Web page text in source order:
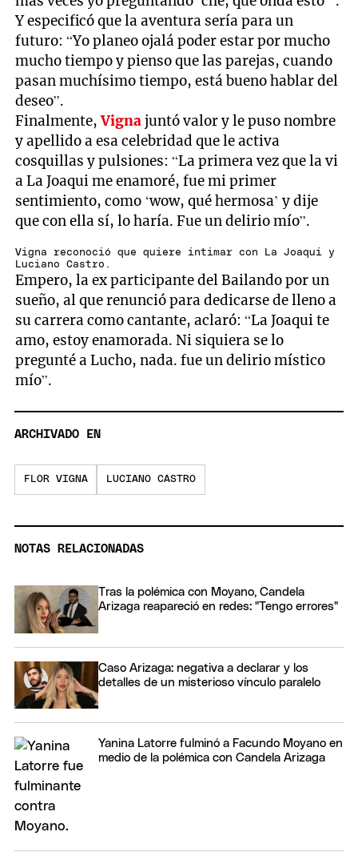
Y especificó que la aventura sería para un
futuro: “Yo planeo ojalá poder estar por mucho
mucho tiempo y pienso que las parejas, cuando
pasan muchísimo tiempo, está bueno hablar del
deseo”.
Finalmente,Vignajuntó valor y le puso nombre
y apellido a esa celebridad que le activa
cosquillas y pulsiones: “La primera vez que la vi
a La Joaqui me enamoré, fue mi primer
sentimiento, como ‘wow, qué hermosa’ y dije
que con ella sí, lo haría. Fue un delirio mío”.
Vigna reconoció que quiere intimar con La Joaqui y
Luciano Castro.
Empero, la ex participante del Bailando por un
sueño, al que renunció para dedicarse de lleno a
su carrera como cantante, aclaró: “La Joaqui te
amo, estoy enamorada. Ni siquiera se lo
pregunté a Lucho, nada. fue un delirio místico
mío”.
ARCHIVADO EN
FLOR VIGNA LUCIANO CASTRO
NOTAS RELACIONADAS
Tras la polémica con Moyano, Candela
Arizaga reapareció en redes: "Tengo errores"
Caso Arizaga: negativa a declarar y los
detalles de un misterioso vínculo paralelo
Yanina Latorre fulminó a Facundo Moyano en
medio de la polémica con Candela Arizaga